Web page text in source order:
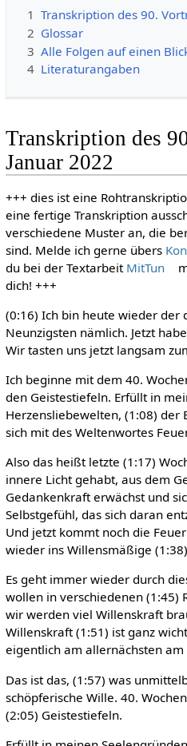
1 Transkription des 90.
2 Glossar
3 Alle Folgen auf einen
4 Literaturangaben
Transkription des
Januar 2022
+++ dies ist eine
eine fertige Transkription
verschiedene Muster an, die
sind. Melde ich gerne übers
du bei der Textarbeit MitTun
dich! +++
(0:16) Ich bin heute wieder der
Neunzigsten nämlich. Jetzt
Wir tasten uns jetzt langsam
Ich beginne mit dem 40.
den Geistestiefeln. Erfüllt in
Herzensliebewelten, (1:08) der
sich mit des Weltenwortes
Also das heißt letzte (1:17)
innere Licht gehabt, aus dem
Gedankenkraft erwächst und
Selbstgefühl, das sich daran
Und jetzt kommt noch die
wieder ins Willensmäßige
Es geht immer wieder durch
wollen in verschiedenen (1:45)
wir werden viel Willenskraft
Willenskraft (1:51) ist ganz
eigentlich am allernächsten am
Das ist das, (1:57) was
schöpferische Wille. 40.
(2:05) Geistestiefeln.